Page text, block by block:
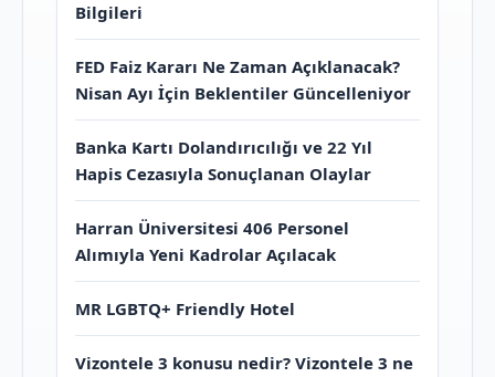
Bilgileri
FED Faiz Kararı Ne Zaman Açıklanacak?
Nisan Ayı İçin Beklentiler Güncelleniyor
Banka Kartı Dolandırıcılığı ve 22 Yıl
Hapis Cezasıyla Sonuçlanan Olaylar
Harran Üniversitesi 406 Personel
Alımıyla Yeni Kadrolar Açılacak
MR LGBTQ+ Friendly Hotel
Vizontele 3 konusu nedir? Vizontele 3 ne